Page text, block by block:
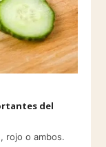
del
rojo o ambos.